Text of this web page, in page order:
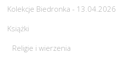
Kolekcje Biedronka - 13.04.2026
Książki
Religie i wierzenia